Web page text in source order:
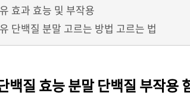
효과 효능 및 부작용
단백질 분말 고르는 방법 고르는 법
백질 효능 분말 단백질 부작용